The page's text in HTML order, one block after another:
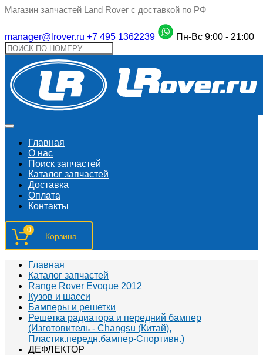
Магазин запчастей Land Rover с доставкой по РФ
manager@lrover.ru +7 495 1362239 Пн-Вс 9:00 - 21:00
Главная
О нас
Поиск запчастeй
Каталог запчастей
Доставка
Оплата
Контакты
0
Главная
Каталог запчастей
Range Rover Evoque 2012
Кузов и шасси
Бамперы и решетки
Решетка радиатора и передний бампер
(Изготовитель - Changsu (Китай),
Пластик.передн.бампер-Спортивн.)
ДЕФЛЕКТОР